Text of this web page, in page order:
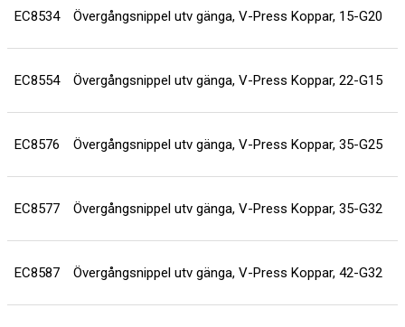
EC8534 Övergångsnippel utv gänga, V-Press Koppar, 15-G20
EC8554 Övergångsnippel utv gänga, V-Press Koppar, 22-G15
EC8576 Övergångsnippel utv gänga, V-Press Koppar, 35-G25
EC8577 Övergångsnippel utv gänga, V-Press Koppar, 35-G32
EC8587 Övergångsnippel utv gänga, V-Press Koppar, 42-G32